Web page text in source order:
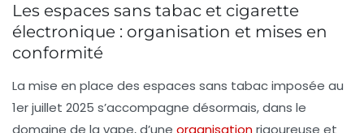
Les espaces sans tabac et cigarette
électronique : organisation et mises en
conformité
La mise en place des espaces sans tabac imposée au
1er juillet 2025 s’accompagne désormais, dans le